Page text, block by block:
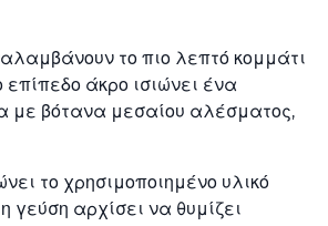
το πιο λεπτό κομμάτι
επίπεδο άκρο ισιώνει ένα
με βότανα μεσαίου αλέσματος,
το χρησιμοποιημένο υλικό
γεύση αρχίσει να θυμίζει